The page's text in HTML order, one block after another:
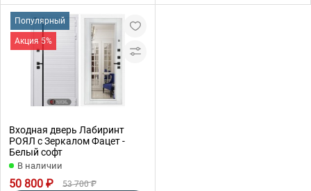
Популярный
Акция 5%
Входная дверь Лабиринт
РОЯЛ с Зеркалом Фацет -
Белый софт
В наличии
50 800 ₽ 53 700 ₽